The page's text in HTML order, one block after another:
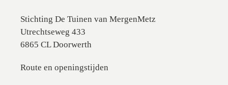
Stichting De Tuinen van MergenMetz
Utrechtseweg 433
6865 CL Doorwerth
Route en openingstijden